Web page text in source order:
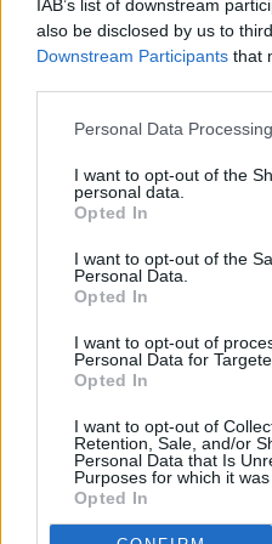
IAB’s list of downstream
also be disclosed by us to
Downstream Participants that
Personal Data
I want to opt-out of the
personal data.
Opted In
I want to opt-out of the
Personal Data.
Opted In
I want to opt-out of
Personal Data for
Opted In
I want to opt-out of
Retention, Sale, and/or
Personal Data that Is
Purposes for which it was
Opted In
Fruchtjoghurt wird in vielen
Dickmilcherzeugnis und enthält
herzhafte Speisen.
Milch ist der Ausgangsstoff für
Kuhmilch kann auch
schädlicher Mikroorganismen
Zwangsläufig sterben dabei
Milchsäurebakterien sind jedoch
den Joghurtkulturen muss bei
Grad bis zu 20 Stunden reifen.
Milchsäurebakterien den
von den verwendeten
oder milder Geschmack. Wird